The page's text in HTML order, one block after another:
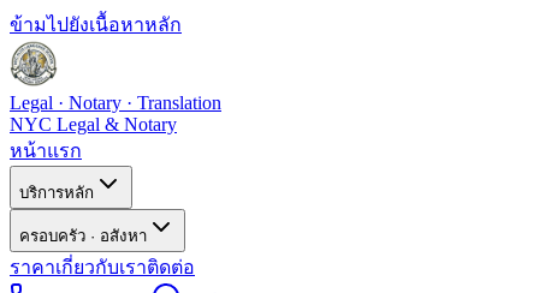
ข้ามไปยังเนื้อหาหลัก
Legal · Notary · Translation
NYC Legal & Notary
หน้าแรก
บริการหลัก
ครอบครัว · อสังหา
ราคาเกี่ยวกับเราติดต่อ